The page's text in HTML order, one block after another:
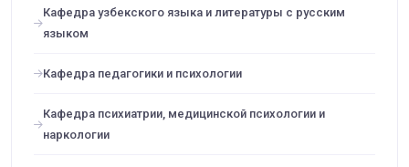
Кафедра узбекского языка и литературы с русским
языком
Кафедра педагогики и психологии
Кафедра психиатрии, медицинской психологии и
наркологии